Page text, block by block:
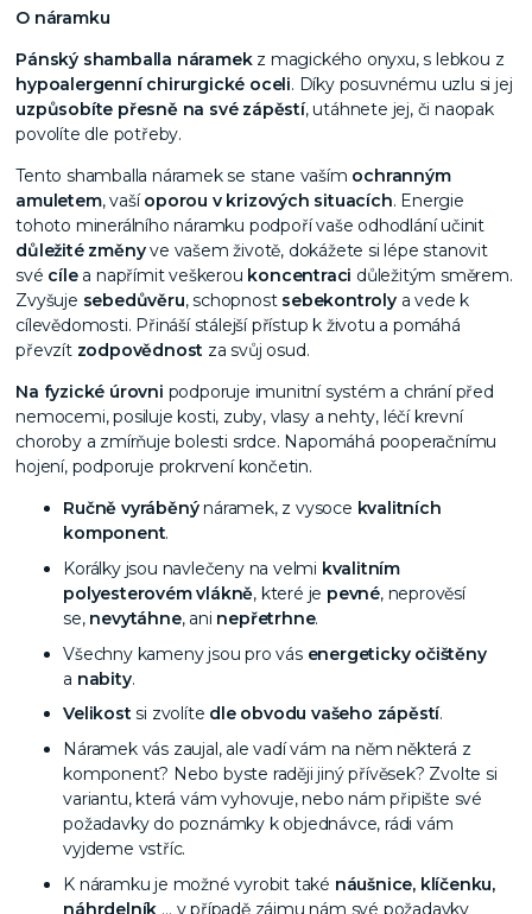
O náramku
Pánský shamballa náramekz magického onyxu, s lebkou z
hypoalergenní chirurgické oceli. Díky posuvnému uzlu si jej
uzpůsobíte přesně na své zápěstí, utáhnete jej, či naopak
povolíte dle potřeby.
Tento shamballa náramek se stane vaším ochranným
amuletem, vašíoporou v krizových situacích. Energie
tohoto minerálního náramku podpoří vaše odhodlání učinit
důležité změnyve vašem životě, dokážete si lépe stanovit
své cílea napřímit veškerou koncentraci důležitým směrem.
Zvyšuje sebedůvěru, schopnost sebekontrolya vede k
cílevědomosti. Přináší stálejší přístup k životu a pomáhá
převzít zodpovědnost za svůj osud.
Na fyzické úrovni podporuje imunitní systém a chrání před
nemocemi, posiluje kosti, zuby, vlasy a nehty, léčí krevní
choroby a zmírňuje bolesti srdce. Napomáhá pooperačnímu
hojení, podporuje prokrvení končetin.
Ručně vyráběnýnáramek, z vysoce kvalitních
komponent.
Korálky jsou navlečeny na velmi kvalitním
polyesterovém vlákně, které je pevné, neprověsí
se, nevytáhne, ani nepřetrhne.
Všechny kameny jsou pro vás energeticky očištěny
a nabity.
Velikostsi zvolíte dle obvodu vašeho zápěstí.
Náramek vás zaujal, ale vadí vám na něm některá z
komponent? Nebo byste raději jiný přívěsek? Zvolte si
variantu, která vám vyhovuje, nebo nám připište své
požadavky do poznámky k objednávce, rádi vám
vyjdeme vstříc.
K náramku je možné vyrobit také náušnice, klíčenku,
náhrdelník … v případě zájmu nám své požadavky